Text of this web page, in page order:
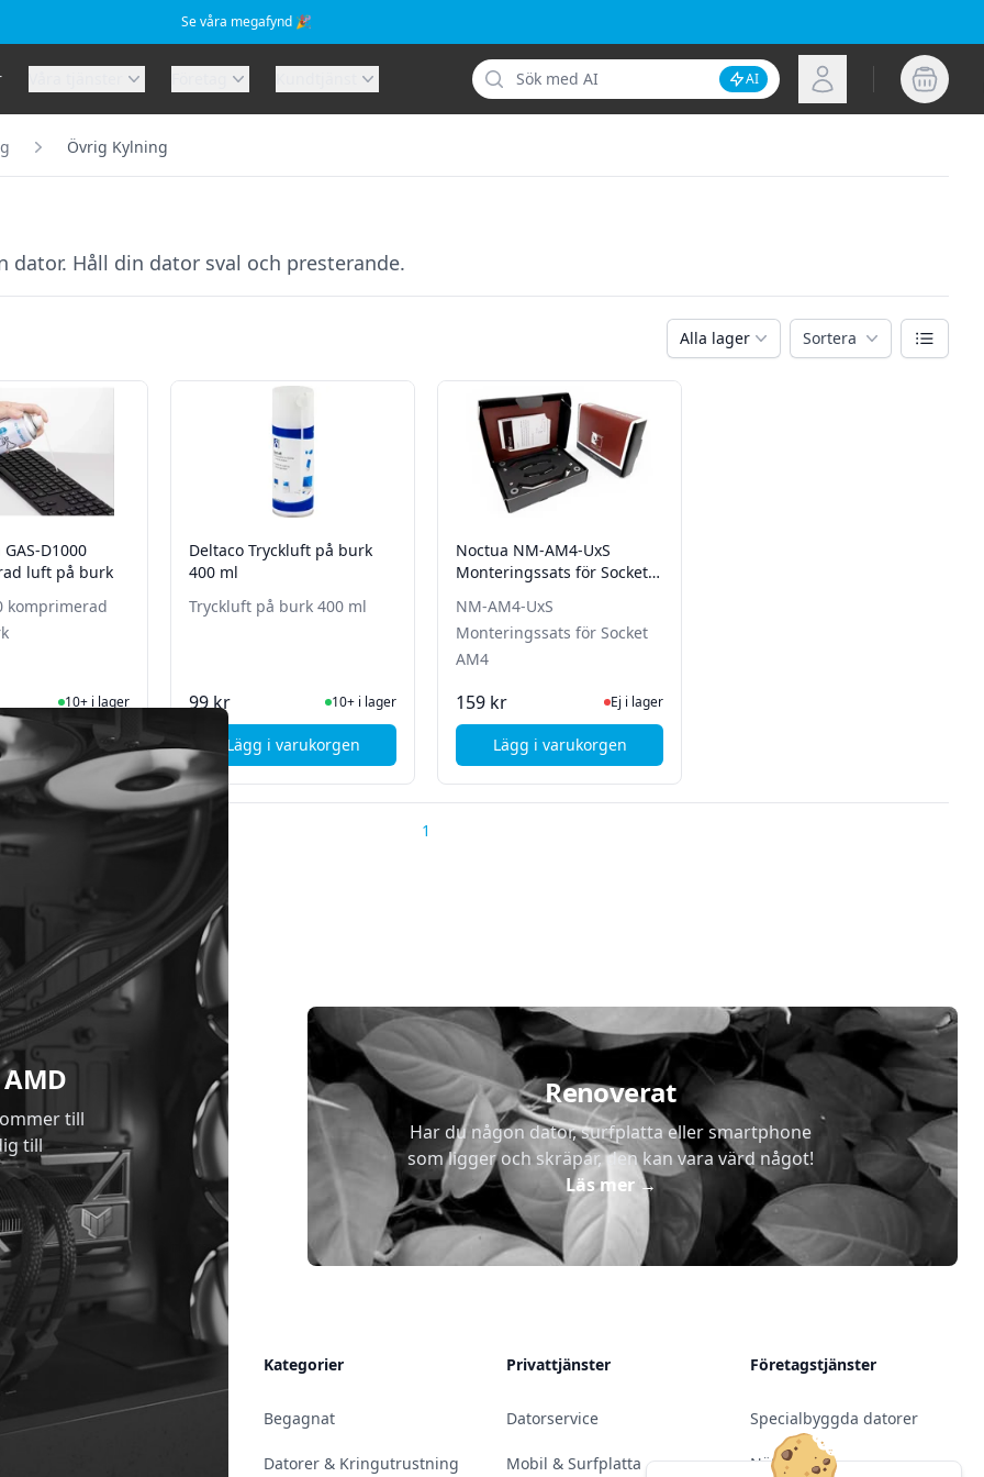
Se våra megafynd 🎉
Sök
Inaktivera AI-sökning
AI Logga in
Övrig Kylning
Håll din dator sval och presterande.
Alla lager Sortera Växla vy
D1000
luft på burk
komprimerad
I Lager10+ i lager
varukorgen
, Andersson GAS-D1000 komprimerad luft på burk
Deltaco Tryckluft på burk
400 ml
Tryckluft på burk 400 ml
99 kr I Lager10+ i lager
Lägg i varukorgen, Deltaco Tryckluft på burk 400 ml
Noctua NM-AM4-UxS
Monteringssats för Socket
NM-AM4-UxS
Monteringssats för Socket
AM4
159 kr Ej i lager, besök produktsidan för senaste status
Ej i lager
Lägg i varukorgen, Noctua NM-AM4-UxS Monteringssats för Socket AM4
1
till
till
Renoverat
Har du någon dator, surfplatta eller smartphone
som ligger och skräpar, den kan vara värd något!
Läs mer→
Kontakt & Öppettider
Kategorier
Begagnat
Datorer & Kringutrustning
Privattjänster
Datorservice
Mobil & Surfplatta
Företagstjänster
Specialbyggda datorer
Nätverk